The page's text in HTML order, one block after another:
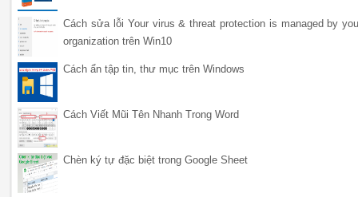
Cách sửa lỗi Your virus & threat protection is managed by
organization trên Win10
Cách ẩn tập tin, thư mục trên Windows
Cách Viết Mũi Tên Nhanh Trong Word
Chèn ký tự đặc biệt trong Google Sheet